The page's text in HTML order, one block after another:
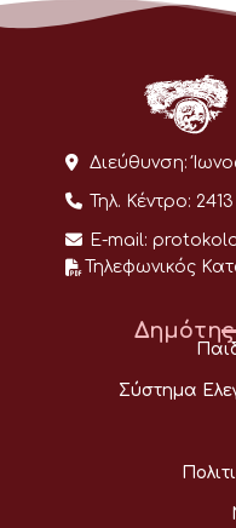
Διεύθυνση:
Τηλ. Κέντρο:
E-mail:
Τηλεφωνικός
Σύστημα